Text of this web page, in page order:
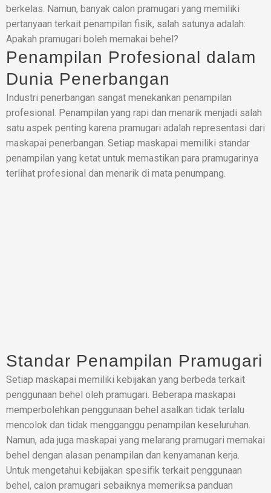
berkelas. Namun, banyak calon pramugari yang memiliki
pertanyaan terkait penampilan fisik, salah satunya adalah:
Apakah pramugari boleh memakai behel?
Penampilan Profesional dalam
Dunia Penerbangan
Industri penerbangan sangat menekankan penampilan
profesional. Penampilan yang rapi dan menarik menjadi salah
satu aspek penting karena pramugari adalah representasi dari
maskapai penerbangan. Setiap maskapai memiliki standar
penampilan yang ketat untuk memastikan para pramugarinya
terlihat profesional dan menarik di mata penumpang.
Standar Penampilan Pramugari
Setiap maskapai memiliki kebijakan yang berbeda terkait
penggunaan behel oleh pramugari. Beberapa maskapai
memperbolehkan penggunaan behel asalkan tidak terlalu
mencolok dan tidak mengganggu penampilan keseluruhan.
Namun, ada juga maskapai yang melarang pramugari memakai
behel dengan alasan penampilan dan kenyamanan kerja.
Untuk mengetahui kebijakan spesifik terkait penggunaan
behel, calon pramugari sebaiknya memeriksa panduan